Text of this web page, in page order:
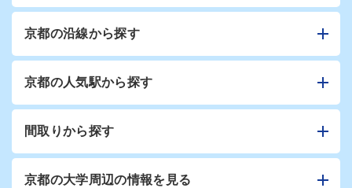
京都の沿線から探す
京都の人気駅から探す
間取りから探す
京都の大学周辺の情報を見る